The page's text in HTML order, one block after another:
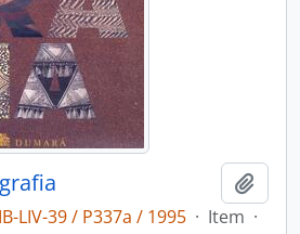
LIV-39 / P337a / 1995 · Item ·